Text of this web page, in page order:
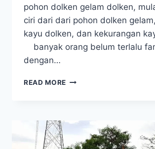
pohon dolken gelam dolken,
ciri dari dari pohon dolken
kayu dolken, dan kekurangan
banyak orang belum terlalu
dengan…
READ MORE KELEBIHAN
DOLKEN